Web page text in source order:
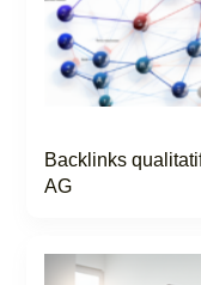
Backlinks
AG